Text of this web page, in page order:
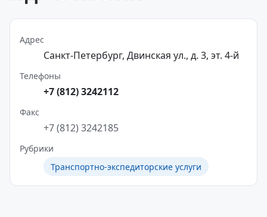
Адрес
Санкт-Петербург, Двинская ул., д. 3, эт. 4-й
Телефоны
+7 (812) 3242112
Факс
+7 (812) 3242185
Рубрики
Транспортно-экспедиторские услуги